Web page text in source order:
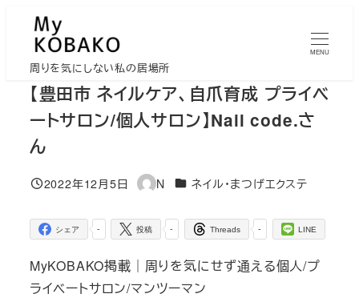
周りを気にしない私の居場所
MENU
【豊田市 ネイルケア、自爪育成 プライベ
ートサロン/個人サロン】Nail code.さ
ん
投稿日
2022年12月5日
著
N カテゴリー
ネイル・まつげエクステ
-
シェア -
投稿 -
Threads LINE
MyKOBAKO掲載｜周りを気にせず通える個人/プ
ライベートサロン/マンツーマン